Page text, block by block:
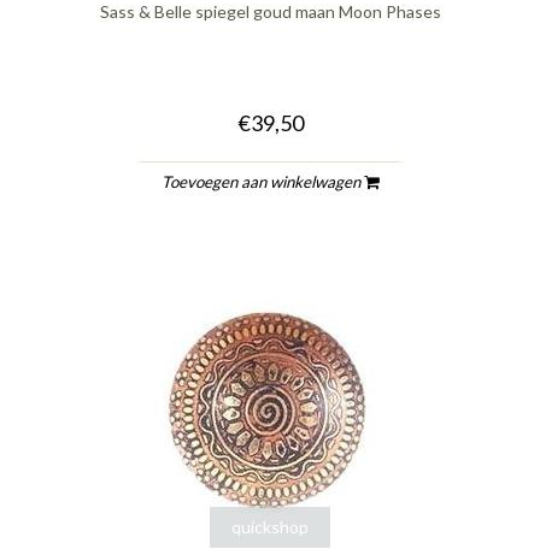
Sass & Belle spiegel goud maan Moon Phases
€39,50
Toevoegen aan winkelwagen
quickshop